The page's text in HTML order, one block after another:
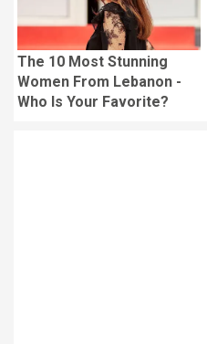
The 10 Most Stunning
Women From Lebanon -
Who Is Your Favorite?